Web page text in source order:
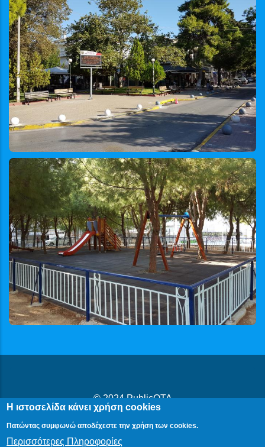
© 2024PublicOTA
Δήλωση Προβασιμότητας|Cookies|Πολιτική Προστασίας
Προσωπικών Δεδομένων
Η ιστοσελίδα κάνει χρήση cookies
Πατώντας συμφωνώ αποδέχεστε την χρήση των cookies.
Περισσότερες Πληροφορίες